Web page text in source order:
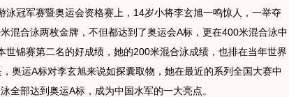
冠军赛暨奥运会资格赛上，14岁小将李玄旭一鸣惊人，一举夺
混合泳两枚金牌，不但都达到了奥运会A标，更在400米混合泳中
世锦赛第二名的好成绩，她的200米混合泳成绩，也排在当年世界
奥运A标对李玄旭来说如探囊取物，她在最近的系列全国大赛中
全部达到奥运A标，成为中国水军的一大亮点。